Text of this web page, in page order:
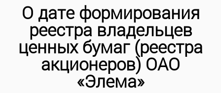
О дате формирования
реестра владельцев
ценных бумаг (реестра
акционеров) ОАО
«Элема»